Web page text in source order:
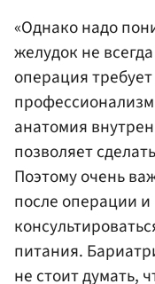
«Однако надо
желудок не
операция
анатомия
позволяет
Поэтому очень
после операции и
питания.
не стоит думать,